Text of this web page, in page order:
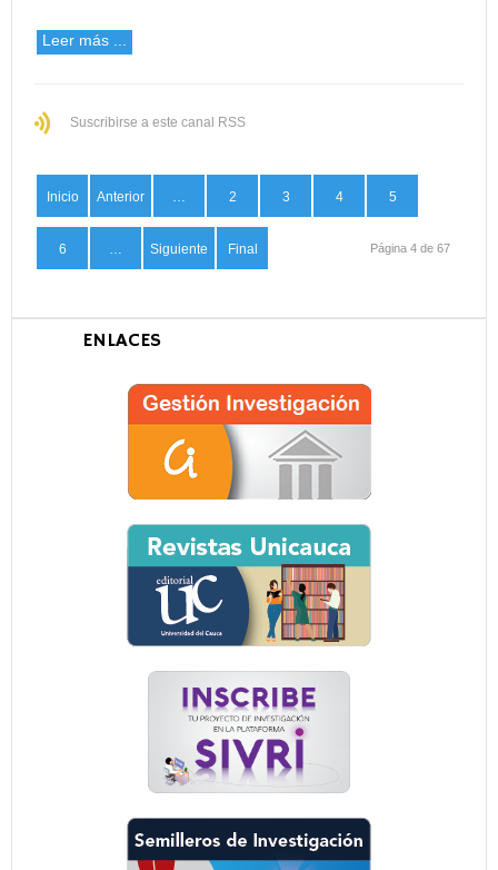
Leer más ...
Suscribirse a este canal RSS
Inicio Anterior … 2 3 4 5
6 … Siguiente Final Página 4 de 67
ENLACES